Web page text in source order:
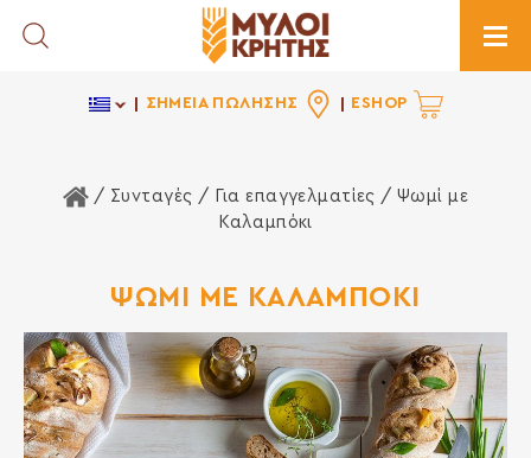
Toggle Search
ΣΗΜΕΙΑ ΠΩΛΗΣΗΣ ESHOP
Αρχική Σελίδα
/ Συνταγές / Για επαγγελματίες / Ψωμί με
Καλαμπόκι
ΨΩΜΙ ΜΕ ΚΑΛΑΜΠΟΚΙ